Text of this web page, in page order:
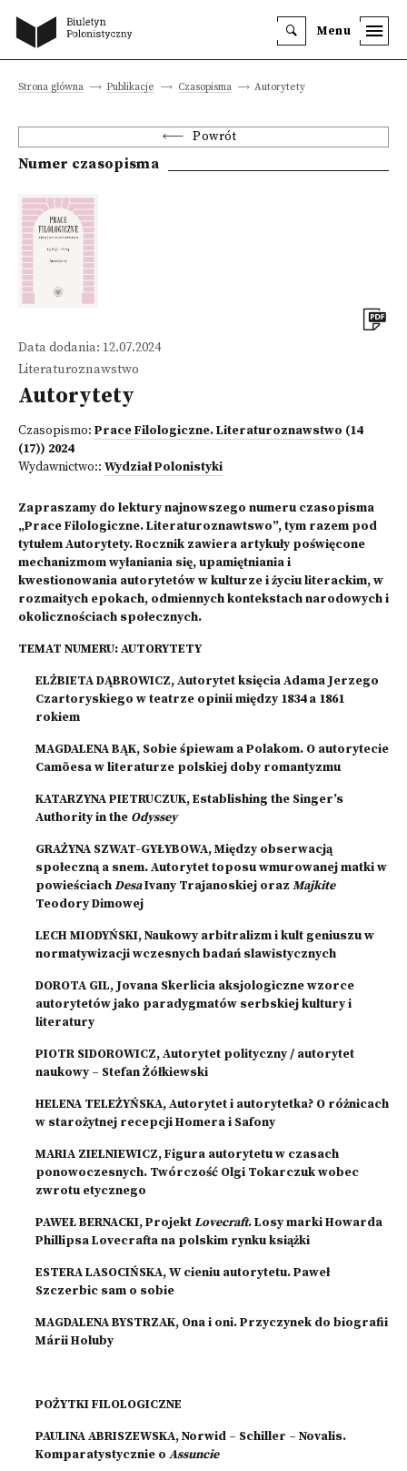
Menu
Strona główna Publikacje Czasopisma Autorytety
Powrót
Numer czasopisma
Data dodania: 12.07.2024
Literaturoznawstwo
Autorytety
Czasopismo: Prace Filologiczne. Literaturoznawstwo (14
(17)) 2024
Wydawnictwo:: Wydział Polonistyki
Zapraszamy do lektury najnowszego numeru czasopisma
„Prace Filologiczne. Literaturoznawtswo”, tym razem pod
tytułem Autorytety. Rocznik zawiera artykuły poświęcone
mechanizmom wyłaniania się, upamiętniania i
kwestionowania autorytetów w kulturze i życiu literackim, w
rozmaitych epokach, odmiennych kontekstach narodowych i
okolicznościach społecznych.
TEMAT NUMERU: AUTORYTETY
ELŻBIETA DĄBROWICZ, Autorytet księcia Adama Jerzego
Czartoryskiego w teatrze opinii między 1834 a 1861
rokiem
MAGDALENA BĄK, Sobie śpiewam a Polakom. O autorytecie
Camõesa w literaturze polskiej doby romantyzmu
KATARZYNA PIETRUCZUK, Establishing the Singer’s
Authority in the Odyssey
GRAŻYNA SZWAT-GYŁYBOWA, Między obserwacją
społeczną a snem. Autorytet toposu wmurowanej matki w
powieściachDesaIvany Trajanoskiej oraz Majkite
Teodory Dimowej
LECH MIODYŃSKI, Naukowy arbitralizm i kult geniuszu w
normatywizacji wczesnych badań slawistycznych
DOROTA GIL, Jovana Skerlicia aksjologiczne wzorce
autorytetów jako paradygmatów serbskiej kultury i
literatury
PIOTR SIDOROWICZ, Autorytet polityczny / autorytet
naukowy – Stefan Żółkiewski
HELENA TELEŻYŃSKA, Autorytet i autorytetka? O różnicach
w starożytnej recepcji Homera i Safony
MARIA ZIELNIEWICZ, Figura autorytetu w czasach
ponowoczesnych. Twórczość Olgi Tokarczuk wobec
zwrotu etycznego
PAWEŁ BERNACKI, ProjektLovecraft. Losy marki Howarda
Phillipsa Lovecrafta na polskim rynku książki
ESTERA LASOCIŃSKA, W cieniu autorytetu. Paweł
Szczerbic sam o sobie
MAGDALENA BYSTRZAK, Ona i oni. Przyczynek do biografii
Márii Holuby
POŻYTKI FILOLOGICZNE
PAULINA ABRISZEWSKA, Norwid – Schiller – Novalis.
Komparatystycznie o Assuncie